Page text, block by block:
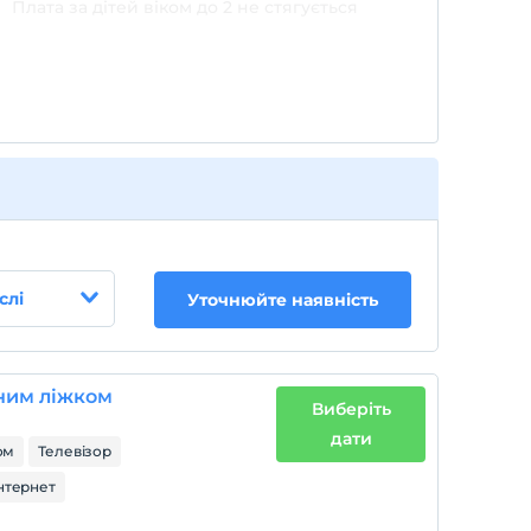
Уточнюйте наявність
ліжком
Телевізор
Виберіть
дати